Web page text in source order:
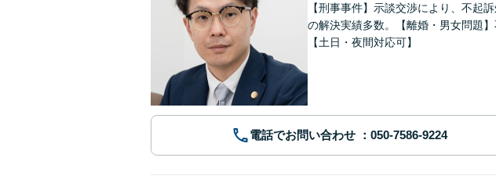
【刑事事件】示談交渉により、不起
の解決実績多数。【離婚・男女問題
【土日・夜間対応可】
電話でお問い合わせ